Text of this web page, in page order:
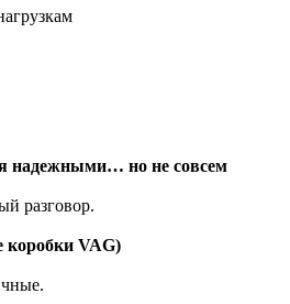
надежными… но не совсем
разговор.
коробки VAG)